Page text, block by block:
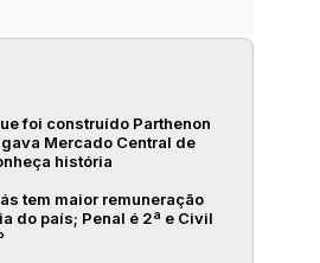
foi construído Parthenon
Mercado Central de
história
tem maior remuneração
do país; Penal é 2ª e Civil